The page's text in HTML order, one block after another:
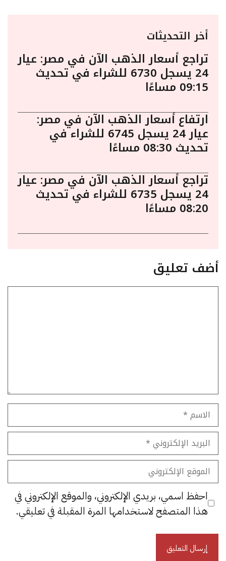
أخر التحديثات
تراجع أسعار الذهب الآن في مصر: عيار
24 يسجل 6730 للشراء في تحديث
09:15 مساءًا
ارتفاع أسعار الذهب الآن في مصر:
عيار 24 يسجل 6745 للشراء في
تحديث 08:30 مساءًا
تراجع أسعار الذهب الآن في مصر: عيار
24 يسجل 6735 للشراء في تحديث
08:20 مساءًا
أضف تعليق
الاسم
البريد
الإلكتروني
الموقع
الإلكتروني
احفظ اسمي، بريدي الإلكتروني، والموقع الإلكتروني في
هذا المتصفح لاستخدامها المرة المقبلة في تعليقي.